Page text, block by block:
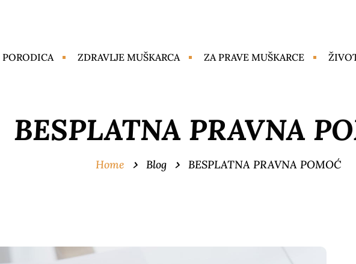
ZDRAVLJE MUŠKARCA ZA PRAVE MUŠKARCE
BESPLATNA PRAVNA
Home Blog BESPLATNA PRAVNA POMOĆ